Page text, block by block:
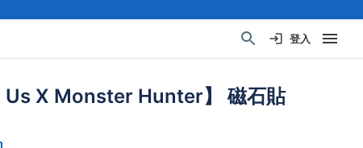
登入
Us X Monster Hunter】 磁石貼